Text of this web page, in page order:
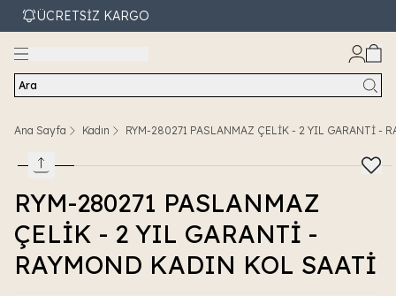
ÜCRETSİZ KARGO
Ara
Ana Sayfa Kadın RYM-280271 PASLANMAZ ÇELİK - 2 YIL GARANTİ -
RYM-280271 PASLANMAZ
ÇELİK - 2 YIL GARANTİ -
RAYMOND KADIN KOL SAATİ